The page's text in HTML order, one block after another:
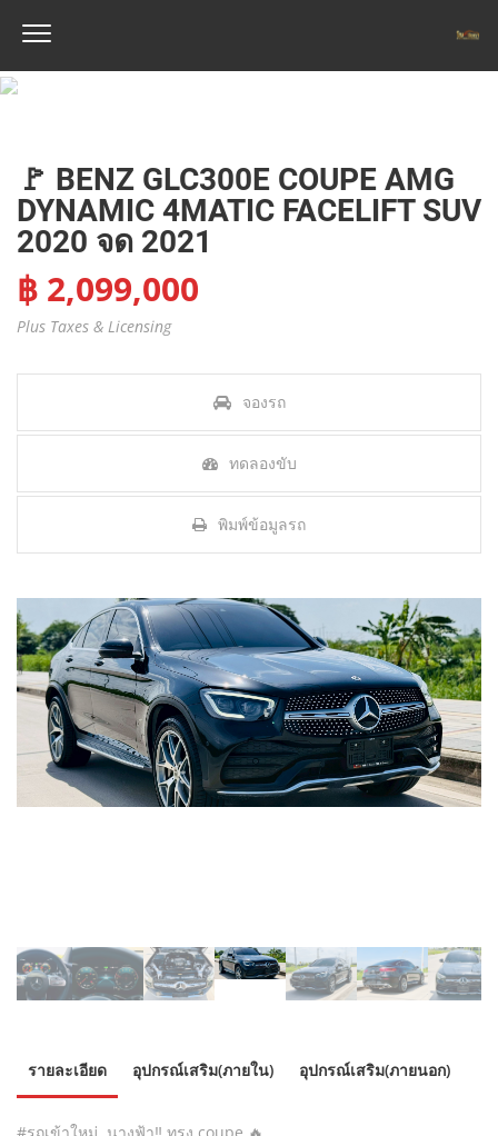
🚩 BENZ GLC300E COUPE AMG
DYNAMIC 4MATIC FACELIFT SUV
2020 จด 2021
฿ 2,099,000
Plus Taxes & Licensing
จองรถ
ทดลองขับ
พิมพ์ข้อมูลรถ
รายละเอียด อุปกรณ์เสริม(ภายใน) อุปกรณ์เสริม(ภายนอก)
#รถเข้าใหม่ นางฟ้า‼️ ทรง coupe 🔥